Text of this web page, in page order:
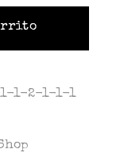
1-2-1-1-1